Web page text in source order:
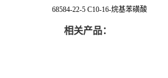
68584-22-5 C10-16-烷基苯磺酸
相关产品：